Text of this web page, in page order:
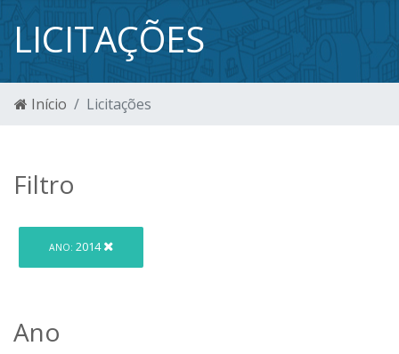
LICITAÇÕES
Início Licitações
Filtro
ANO: 2014
Ano